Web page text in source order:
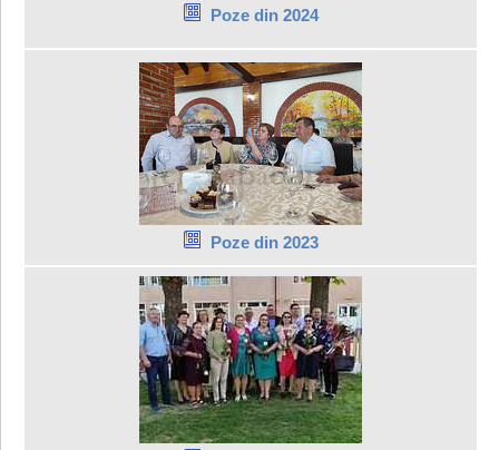
Poze din 2024
Poze din 2023